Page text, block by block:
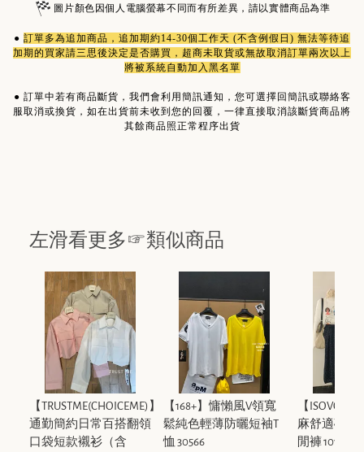
圖片顏色因個人電腦螢幕不同而有所差異，請以實體商品為準
● 訂單多為追加商品 ，追加期約14-30個工作天 (不含例假日) 無法等待追
加期的買家請三思後決定是否購買，超商未取貨或無故取消訂單兩次以上
將被系統自動加入黑名單
● 訂單中若有商品斷貨，我們會利用簡訊通知，您可選擇回簡訊或聯絡客
服取消或換貨，如在出貨前未收到您的回覆，一律直接取消該斷貨商品將
其餘商品照正常程序出貨
左滑看更多☞類似商品
【TRUSTME(CHOICEME)】
通勤簡約日常百搭翻領
口袋短款襯衫（含
【168+】慵懶風V領寬
鬆純色輕薄防曬短袖T
恤 30566
【
麻舒適碎花
閒褲 10198